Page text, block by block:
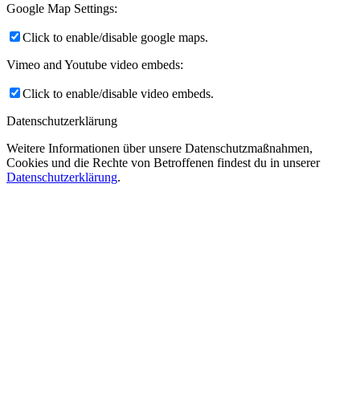
Google Map Settings:
Click to enable/disable google maps.
Vimeo and Youtube video embeds:
Click to enable/disable video embeds.
Datenschutzerklärung
Weitere Informationen über unsere Datenschutzmaßnahmen,
Cookies und die Rechte von Betroffenen findest du in unserer
Datenschutzerklärung.